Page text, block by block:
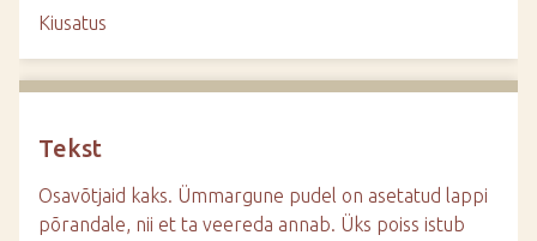
Kiusatus
Tekst
Osavõtjaid kaks. Ümmargune pudel on asetatud lappi
põrandale, nii et ta veereda annab. Üks poiss istub